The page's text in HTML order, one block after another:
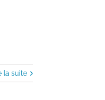
la suite